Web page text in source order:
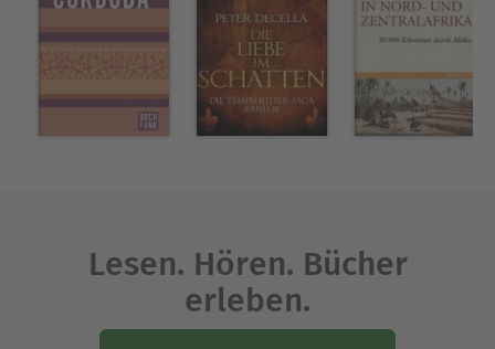
Bücher. Für den Observer schrieb sie jahrelang
eine erfolgreiche Gartenkolumne. 1930 erwarb sie
Sissinghurst Castle in Kent, wo sie zusammen mit
ihrem Mann einen der schönsten Gärten
Englands entwarf und anlegte.
Lesen. Hören. Bücher
erleben.